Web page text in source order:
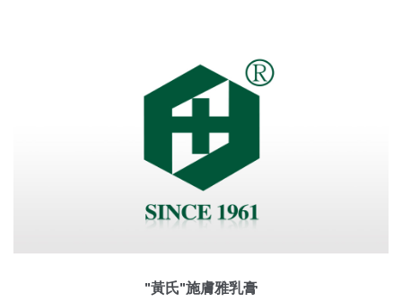
"黃氏"施膚雅乳膏